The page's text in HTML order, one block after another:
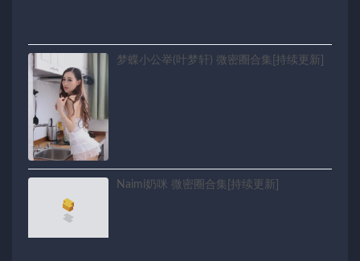
梦蝶小公举(叶梦轩) 微密圈合集[持续更新]
Naimi奶咪 微密圈合集[持续更新]